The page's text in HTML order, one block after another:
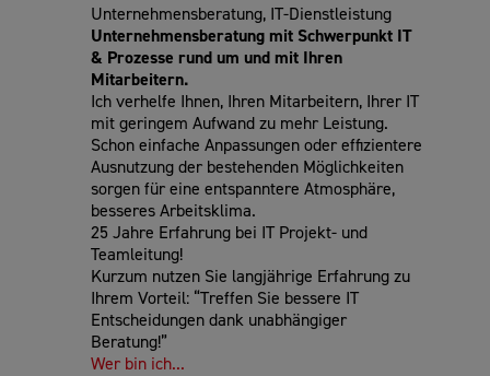
Unternehmensberatung, IT-Dienstleistung
Unternehmensberatung mit Schwerpunkt IT
& Prozesse rund um und mit Ihren
Mitarbeitern.
Ich verhelfe Ihnen, Ihren Mitarbeitern, Ihrer IT
mit geringem Aufwand zu mehr Leistung.
Schon einfache Anpassungen oder effizientere
Ausnutzung der bestehenden Möglichkeiten
sorgen für eine entspanntere Atmosphäre,
besseres Arbeitsklima.
25 Jahre Erfahrung bei IT Projekt- und
Teamleitung!
Kurzum nutzen Sie langjährige Erfahrung zu
Ihrem Vorteil: “Treffen Sie bessere IT
Entscheidungen dank unabhängiger
Beratung!”
Wer bin ich...